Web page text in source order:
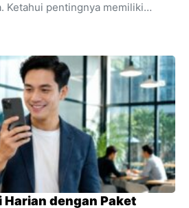
Ketahui pentingnya memiliki
sebagai bagian integral dari
Harian dengan Paket